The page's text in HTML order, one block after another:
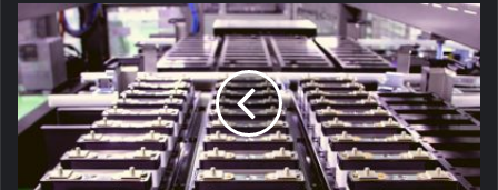
الوحيدة من بين هؤلاء الموردين الذين تم ذكرهم في العرض
التقديمي حتى الآن.
بصرف النظر عن الخلية الموحدة ، شددت فولكس فاجن أيضًا على
أنه سيكون لديها مراكز لإعادة التدوير وأن سياراتها الكهربائية ستكون
جزءًا لا يتجزأ من نظام الطاقة ، مما يشير إلى أن جميعها يجب أن